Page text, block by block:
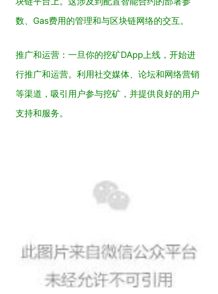
数、Gas费用的管理和与区块链网络的交互。
推广和运营：一旦你的挖矿DApp上线，开始进
行推广和运营。利用社交媒体、论坛和网络营销
等渠道，吸引用户参与挖矿，并提供良好的用户
支持和服务。